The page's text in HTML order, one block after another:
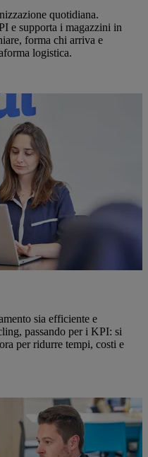
quotidiana.
e supporta i magazzini in
forma chi arriva e
logistica.
sia efficiente e
passando per i KPI: si
per ridurre tempi, costi e